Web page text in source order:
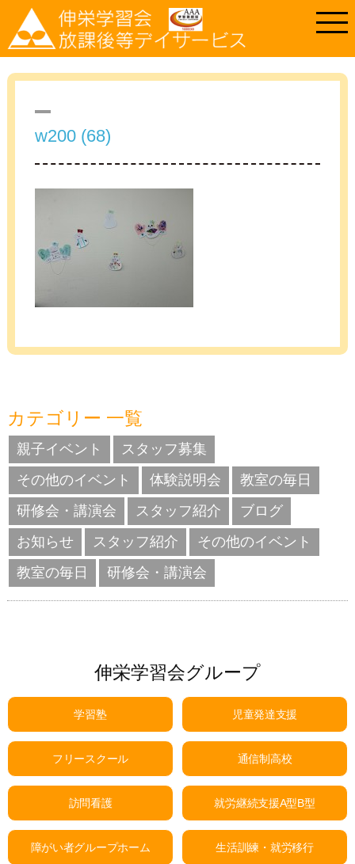
w200 (68)
カテゴリー 一覧
親子イベント
スタッフ募集
その他のイベント
体験説明会
教室の毎日
研修会・講演会
スタッフ紹介
ブログ
お知らせ
スタッフ紹介
その他のイベント
教室の毎日
研修会・講演会
伸栄学習会グループ
学習塾 児童発達支援
フリースクール 通信制高校
訪問看護 就労継続支援A型B型
障がい者グループホーム 生活訓練・就労移行